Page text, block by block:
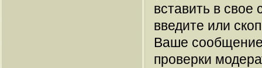
вставить в
введите или
Ваше
проверки